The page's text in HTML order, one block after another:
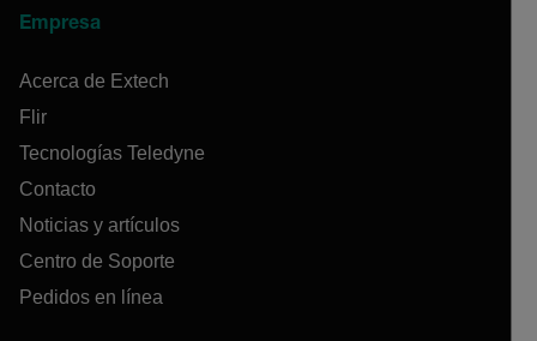
Empresa
Acerca de Extech
Flir
Tecnologías Teledyne
Contacto
Noticias y artículos
Centro de Soporte
Pedidos en línea